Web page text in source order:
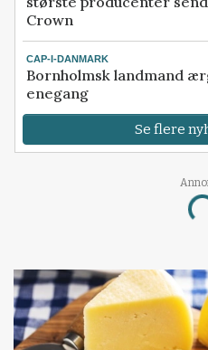
Crown
CAP-I-DANMARK
Bornholmsk landmand
enegang
Se flere